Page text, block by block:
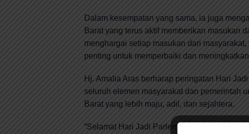
Dalam kesempatan yang sama, ia juga
Barat yang terus aktif memberikan masukan
menghargai setiap masukan dari
penting untuk memperbaiki dan
Hj. Amalia Aras berharap peringatan Hari
seluruh elemen masyarakat dan pemerintah
Barat yang lebih maju, adil, dan sejahtera.
“Selamat Hari Jadi Parlemen. Semoga